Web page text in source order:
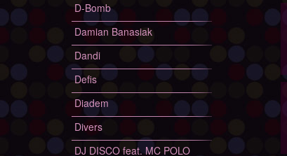
D-Bomb
Damian Banasiak
Dandi
Defis
Diadem
Divers
DJ DISCO feat. MC POLO